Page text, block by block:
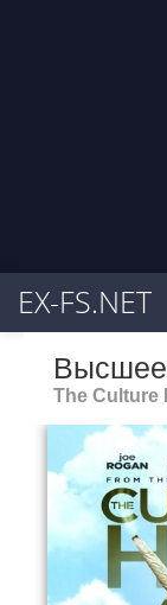
EX-FS.NET
Высшее
The Culture